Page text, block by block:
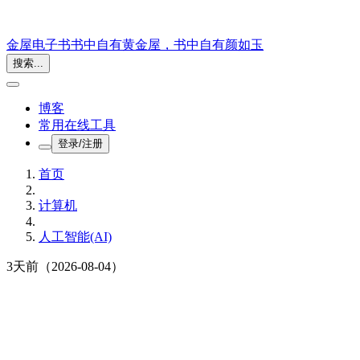
金屋电子书书中自有黄金屋，书中自有颜如玉
搜索...
博客
常用在线工具
登录/注册
首页
计算机
人工智能(AI)
3天前 （2026-08-04）